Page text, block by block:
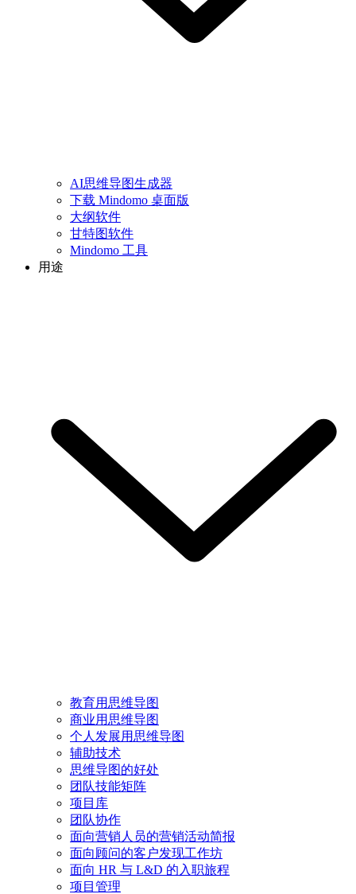
AI思维导图生成器
下载 Mindomo 桌面版
大纲软件
甘特图软件
Mindomo 工具
用途
教育用思维导图
商业用思维导图
个人发展用思维导图
辅助技术
思维导图的好处
团队技能矩阵
项目库
团队协作
面向营销人员的营销活动简报
面向顾问的客户发现工作坊
面向 HR 与 L&D 的入职旅程
项目管理